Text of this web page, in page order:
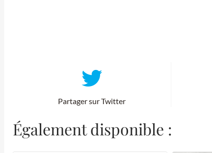
Partager sur Twitter
Également disponible :